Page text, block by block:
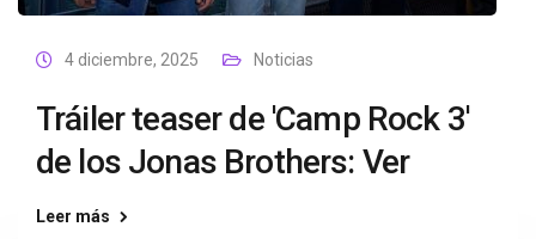
4 diciembre, 2025 Noticias
Tráiler teaser de 'Camp Rock 3'
de los Jonas Brothers: Ver
Leer más